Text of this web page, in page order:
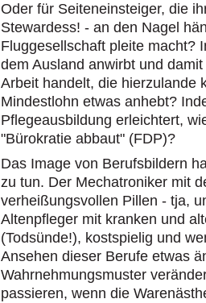
Oder für Seiteneinsteiger, die
Stewardess! - an den Nagel
Fluggesellschaft pleite macht?
dem Ausland anwirbt und
Arbeit handelt, die hierzulande
Mindestlohn etwas anhebt?
Pflegeausbildung erleichtert,
"Bürokratie abbaut" (FDP)?
Das Image von Berufsbildern
zu tun. Der Mechatroniker mit
verheißungsvollen Pillen - tja,
Altenpfleger mit kranken und
(Todsünde!), kostspielig und
Ansehen dieser Berufe etwas
Wahrnehmungsmuster
passieren, wenn die